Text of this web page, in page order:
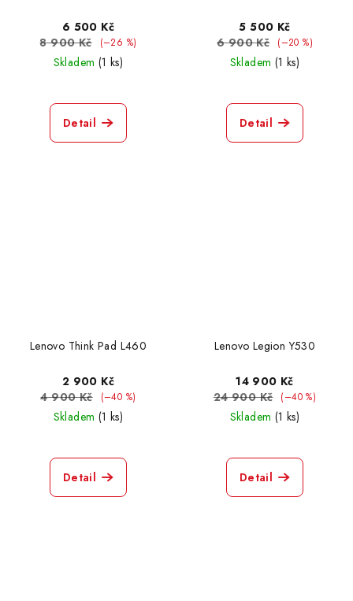
6 500 Kč
8 900 Kč
(–26 %)
Skladem (1 ks)
Detail
5 500 Kč
6 900 Kč
(–20 %)
Skladem (1 ks)
Detail
Lenovo Think Pad L460
2 900 Kč
4 900 Kč
(–40 %)
Skladem (1 ks)
Detail
Lenovo Legion Y530
14 900 Kč
24 900 Kč (–40 %)
Skladem (1 ks)
Detail